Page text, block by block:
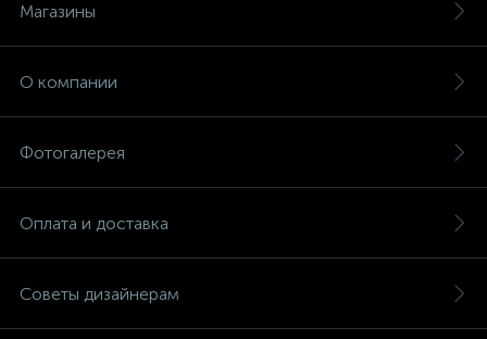
Магазины
О компании
Фотогалерея
Оплата и доставка
Советы дизайнерам